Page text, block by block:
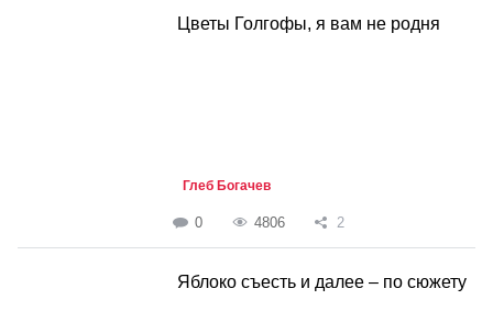
Цветы Голгофы, я вам не родня
Глеб Богачев
0 4806 2
Яблоко съесть и далее – по сюжету